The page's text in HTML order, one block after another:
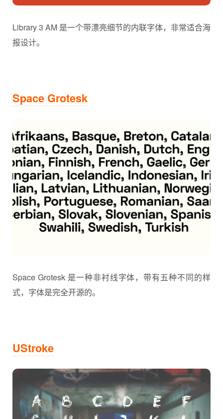
Library 3 AM 是一个带漂亮细节的内联字体，非常适合海
报设计。
Space Grotesk
Space Grotesk 是一种非衬线字体，带有五种不同的样
式，字体是完全开源的。
UStroke